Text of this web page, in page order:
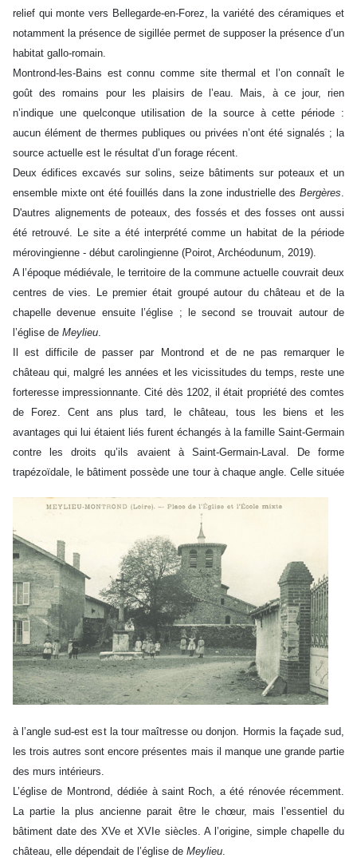
relief qui monte vers Bellegarde-en-Forez, la variété des céramiques et
notamment la présence de sigillée permet de supposer la présence d’un
habitat gallo-romain.
Montrond-les-Bains est connu comme site thermal et l’on connaît le
goût des romains pour les plaisirs de l’eau. Mais, à ce jour, rien
n’indique une quelconque utilisation de la source à cette période :
aucun élément de thermes publiques ou privées n’ont été signalés ; la
source actuelle est le résultat d’un forage récent.
Deux édifices excavés sur solins, seize bâtiments sur poteaux et un
ensemble mixte ont été fouillés dans la zone industrielle des Bergères.
D'autres alignements de poteaux, des fossés et des fosses ont aussi
été retrouvé. Le site a été interprété comme un habitat de la période
mérovingienne - début carolingienne (Poirot, Archéodunum, 2019).
A l’époque médiévale, le territoire de la commune actuelle couvrait deux
centres de vies. Le premier était groupé autour du château et de la
chapelle devenue ensuite l’église ; le second se trouvait autour de
l’église de Meylieu.
Il est difficile de passer par Montrond et de ne pas remarquer le
château qui, malgré les années et les vicissitudes du temps, reste une
forteresse impressionnante. Cité dès 1202, il était propriété des comtes
de Forez. Cent ans plus tard, le château, tous les biens et les
avantages qui lui étaient liés furent échangés à la famille Saint-Germain
contre les droits qu’ils avaient à Saint-Germain-Laval. De forme
trapézoïdale, le bâtimentpossède une tour à chaque angle. Celle située
à l’angle sud-est est la tour maîtresse ou donjon. Hormis la façade sud,
les trois autres sont encore présentes mais il manque une grande partie
des murs intérieurs.
L’église de Montrond, dédiée à saint Roch, a été rénovée récemment.
La partie la plus ancienne parait être le chœur, mais l’essentiel du
bâtiment date des XVe et XVIe siècles. A l’origine, simple chapelle du
château, elle dépendait de l’église de Meylieu